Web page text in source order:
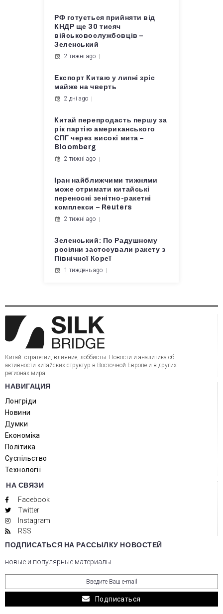
РФ готується прийняти від
КНДР ще 30 тисяч
військовослужбовців –
Зеленський
2 тижні ago
Експорт Китаю у липні зріс
майже на чверть
2 дні ago
Китай перепродасть першу за
рік партію американського
СПГ через високі мита –
Bloomberg
2 тижні ago
Іран найближчими тижнями
може отримати китайські
переносні зенітно-ракетні
комплекси – Reuters
2 тижні ago
Зеленський: По Радушному
росіяни застосували ракету з
Північної Кореї
1 тиждень ago
Китай: стратегии, влияние, лоббисты. Новости и аналитика об
активности китайских структур в Восточной Европе и в других
регионах мира.
НАВИГАЦИЯ
Лонгріди
Новини
Думки
Економіка
Політика
Суспільство
Технології
НА СВЯЗИ
Facebook
Twitter
Instagram
RSS
ПОДПИСАТЬСЯ НА РАССЫЛКУ НОВОСТЕЙ
новые и популярные материалы
Подписаться